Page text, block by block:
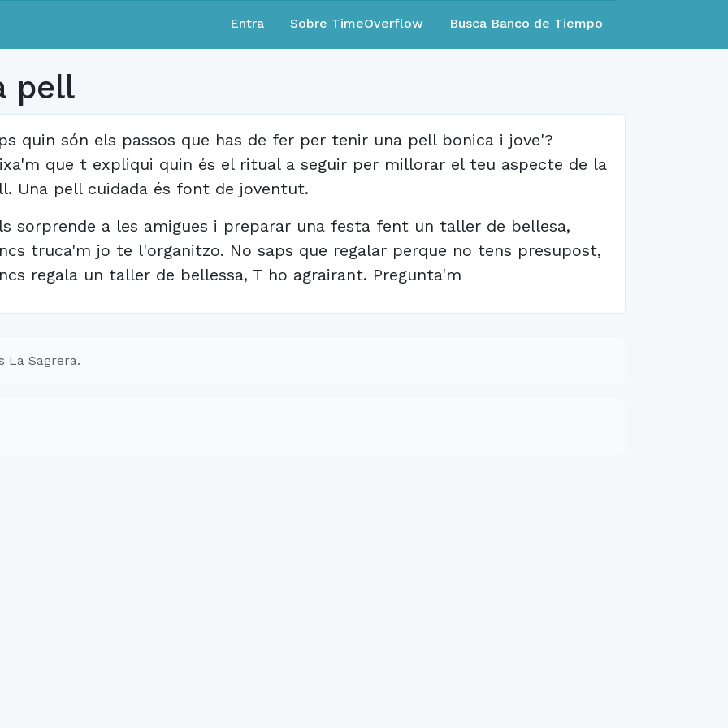
Entra Sobre TimeOverflow Busca Banco de Tiempo
pell
quin són els passos que has de fer per tenir una pell bonica i jove'?
que t expliqui quin és el ritual a seguir per millorar el teu aspecte de la
Una pell cuidada és font de joventut.
sorprende a les amigues i preparar una festa fent un taller de bellesa,
truca'm jo te l'organitzo. No saps que regalar perque no tens presupost,
regala un taller de bellessa, T ho agrairant. Pregunta'm
La Sagrera.